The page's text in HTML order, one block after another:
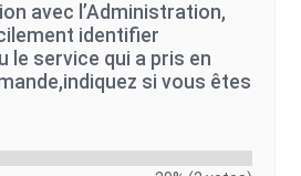
avec l’Administration,
identifier
le service qui a pris en
si vous êtes